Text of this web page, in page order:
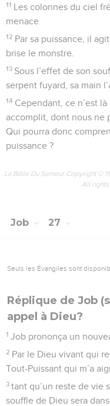
11 Les colonnes du ciel
menace.
12 Par sa puissance, il
brise le monstre.
13 Sous l’effet de son
serpent fuyard, sa main
14 Cependant, ce n’est
accomplit, dont nous ne
Qui pourra donc
puissance ?
La Bible Du Semeur Copyright ©
All
Job 27
Seuls les Évangiles sont
Réplique de Job
appel à Dieu?
1 Job prononça un
2 Par le Dieu vivant qui
Tout-Puissant qui m’a
3 tant qu’un reste de vie
souffle de Dieu sera